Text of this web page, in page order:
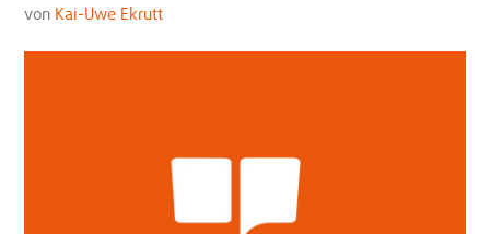
von Kai-Uwe Ekrutt